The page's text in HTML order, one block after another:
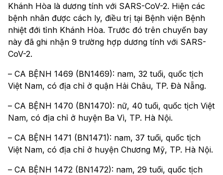
Khánh Hòa là dương tính với SARS-CoV-2. Hiện các
bệnh nhân được cách ly, điều trị tại Bệnh viện Bệnh
nhiệt đới tỉnh Khánh Hòa. Trước đó trên chuyến bay
này đã ghi nhận 9 trường hợp dương tính với SARS-
CoV-2.
– CA BỆNH 1469 (BN1469): nam, 32 tuổi, quốc tịch
Việt Nam, có địa chỉ ở quận Hải Châu, TP. Đà Nẵng.
– CA BỆNH 1470 (BN1470): nữ, 40 tuổi, quốc tịch Việt
Nam, có địa chỉ ở huyện Ba Vì, TP. Hà Nội.
– CA BỆNH 1471 (BN1471): nam, 37 tuổi, quốc tịch
Việt Nam, có địa chỉ ở huyện Chương Mỹ, TP. Hà Nội.
– CA BỆNH 1472 (BN1472): nam, 29 tuổi, quốc tịch